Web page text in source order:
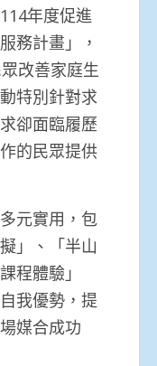
年度促進
務計畫」，
改善家庭生
特別針對求
卻面臨履歷
的民眾提供
元實用，包
」、「半山
程體驗」
我優勢，提
媒合成功